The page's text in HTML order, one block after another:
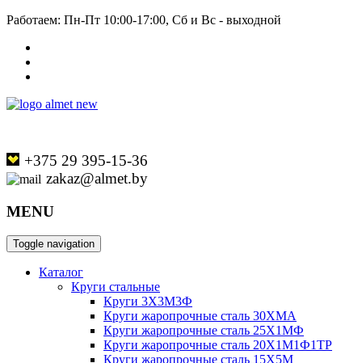
Работаем: Пн-Пт 10:00-17:00, Сб и Вс - выходной
+375 29 395-15-36
zakaz@almet.by
MENU
Toggle navigation
Каталог
Круги стальные
Круги 3Х3М3Ф
Круги жаропрочные сталь 30ХМА
Круги жаропрочные сталь 25Х1МФ
Круги жаропрочные сталь 20Х1М1Ф1ТР
Круги жаропрочные сталь 15Х5М